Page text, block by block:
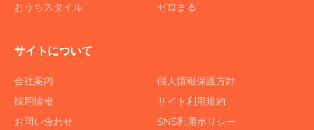
おうちスタイル
ゼロまる
サイトについて
会社案内
採用情報
お問い合わせ
個人情報保護方針
サイト利用規約
SNS利用ポリシー